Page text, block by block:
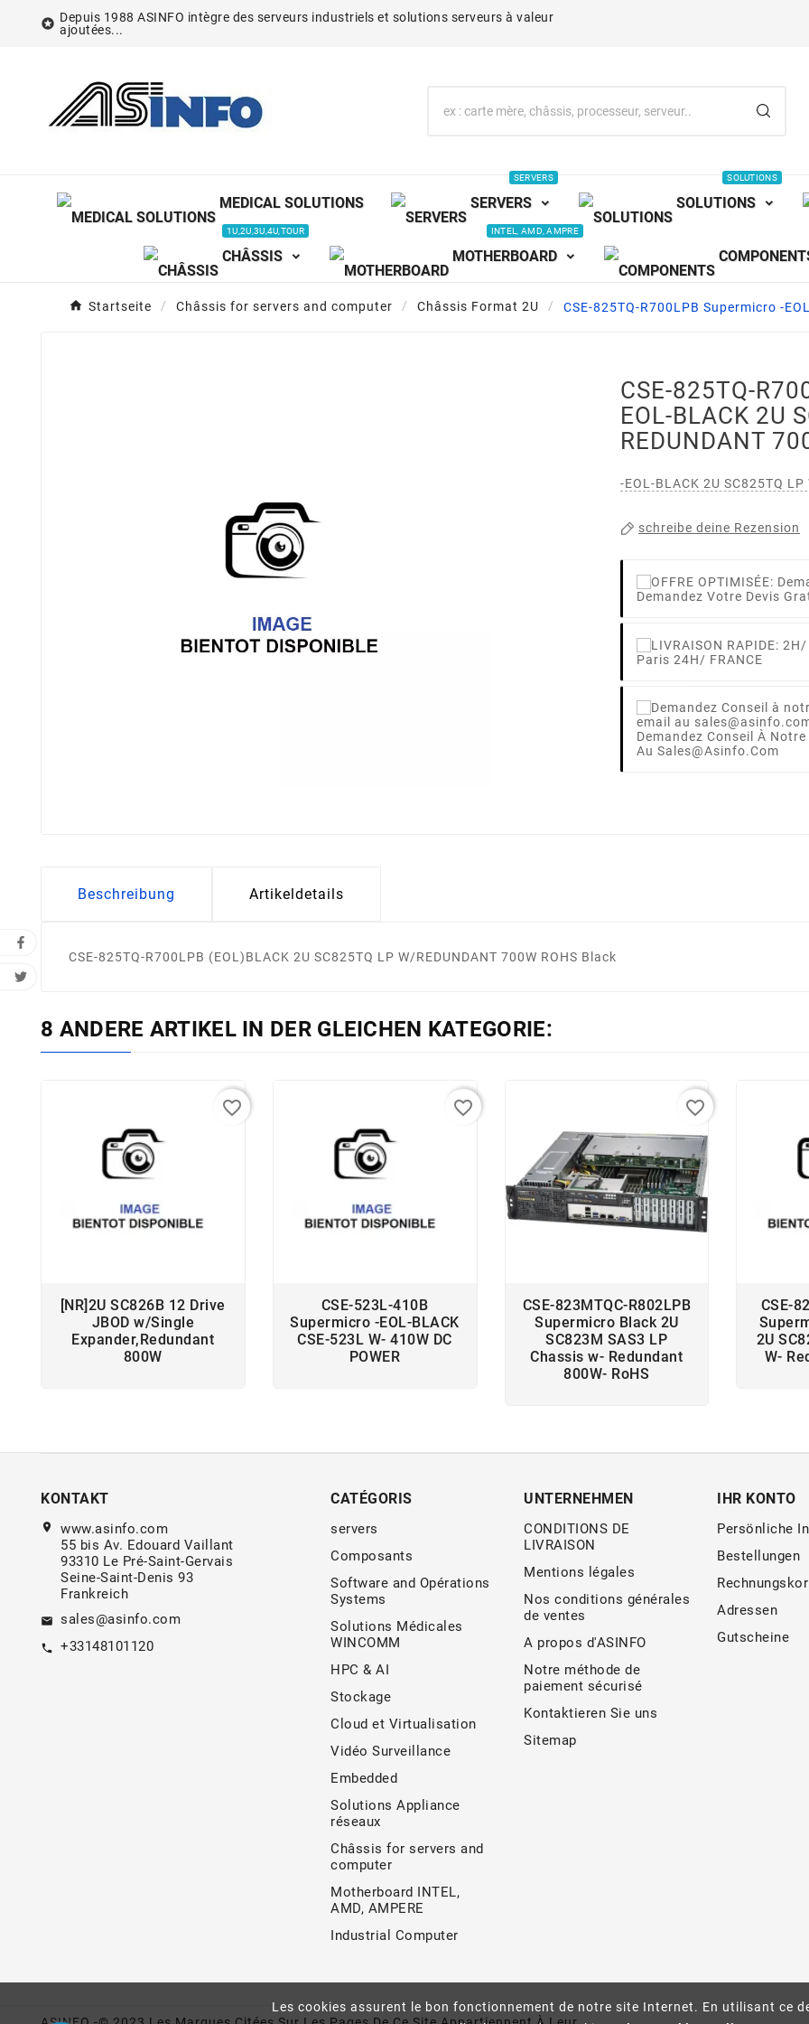
Les cookies assurent le bon fonctionnement de notre site Internet. En utilisant ce
 Depuis 1988 ASINFO intègre des serveurs industriels et solutions serveurs à valeur
ajoutées...
MEDICAL SOLUTIONS SERVERS
SERVERS
SOLUTIONS
SOLUTIONS
CHÂSSIS
1U,2U,3U,4U,TOUR
MOTHERBOARD
INTEL, AMD, AMPRE
Startseite Châssis for servers and computer Châssis Format 2U CSE-825TQ-R700LPB Supermicro -
CSE-825TQ-
EOL-BLACK 2U
REDUNDANT
-EOL-BLACK 2U SC825TQ
schreibe deine Rezension
Demandez Votre Devis
Paris 24H/ FRANCE
Demandez Conseil À
Au Sales@asinfo.com
Beschreibung Artikeldetails
CSE-825TQ-R700LPB (EOL)BLACK 2U SC825TQ LP W/REDUNDANT 700W ROHS Black
8 ANDERE ARTIKEL IN DER GLEICHEN KATEGORIE:
[NR]2U SC826B 12 Drive
JBOD w/Single
Expander,Redundant
800W
favorite_border
CSE-523L-410B
Supermicro -EOL-BLACK
CSE-523L W- 410W DC
POWER
favorite_border
CSE-823MTQC-R802LPB
Supermicro Black 2U
SC823M SAS3 LP
Chassis w- Redundant
800W- RoHS
favorite_border
CSE-
2U
W-
KONTAKT
location_on
www.asinfo.com
55 bis Av. Edouard Vaillant
93310 Le Pré-Saint-Gervais
Seine-Saint-Denis 93
Frankreich
email sales@asinfo.com
call +33148101120
CATÉGORIS
servers
Composants
Software and Opérations
Systems
Solutions Médicales
WINCOMM
HPC & AI
Stockage
Cloud et Virtualisation
Vidéo Surveillance
Embedded
Solutions Appliance
réseaux
Châssis for servers and
computer
Motherboard INTEL,
AMD, AMPERE
Industrial Computer
UNTERNEHMEN
CONDITIONS DE
LIVRAISON
Mentions légales
Nos conditions générales
de ventes
A propos d'ASINFO
Notre méthode de
paiement sécurisé
Kontaktieren Sie uns
Sitemap
IHR KONTO
Persönliche
Bestellungen
Adressen
Gutscheine